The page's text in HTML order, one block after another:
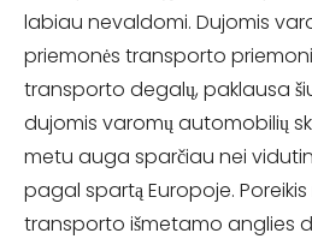
labiau nevaldomi. Dujomis
priemonės transporto
transporto degalų, paklausa
dujomis varomų automobilių
metu auga sparčiau nei
pagal spartą Europoje. Poreikis
transporto išmetamo anglies